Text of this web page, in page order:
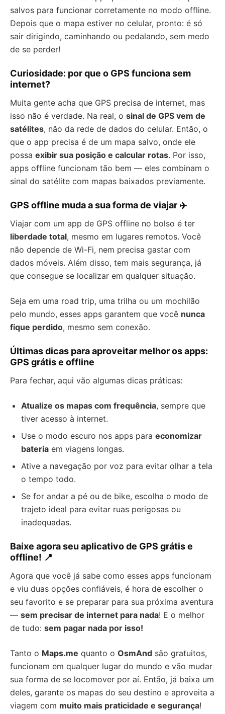
salvos para funcionar corretamente no modo offline.
Depois que o mapa estiver no celular, pronto: é só
sair dirigindo, caminhando ou pedalando, sem medo
de se perder!
Curiosidade: por que o GPS funciona sem
internet?
Muita gente acha que GPS precisa de internet, mas
isso não é verdade. Na real, o sinal de GPS vem de
satélites, não da rede de dados do celular. Então, o
que o app precisa é de um mapa salvo, onde ele
possa exibir sua posição e calcular rotas. Por isso,
apps offline funcionam tão bem — eles combinam o
sinal do satélite com mapas baixados previamente.
GPS offline muda a sua forma de viajar ✈️
Viajar com um app de GPS offline no bolso é ter
liberdade total, mesmo em lugares remotos. Você
não depende de Wi-Fi, nem precisa gastar com
dados móveis. Além disso, tem mais segurança, já
que consegue se localizar em qualquer situação.
Seja em uma road trip, uma trilha ou um mochilão
pelo mundo, esses apps garantem que você nunca
fique perdido, mesmo sem conexão.
Últimas dicas para aproveitar melhor os apps:
GPS grátis e offline
Para fechar, aqui vão algumas dicas práticas:
Atualize os mapas com frequência, sempre que
tiver acesso à internet.
Use o modo escuro nos apps para economizar
bateria em viagens longas.
Ative a navegação por voz para evitar olhar a tela
o tempo todo.
Se for andar a pé ou de bike, escolha o modo de
trajeto ideal para evitar ruas perigosas ou
inadequadas.
Baixe agora seu aplicativo de GPS grátis e
offline! 📍
Agora que você já sabe como esses apps funcionam
e viu duas opções confiáveis, é hora de escolher o
seu favorito e se preparar para sua próxima aventura
— sem precisar de internet para nada! E o melhor
de tudo: sem pagar nada por isso!
Tanto o Maps.me quanto o OsmAnd são gratuitos,
funcionam em qualquer lugar do mundo e vão mudar
sua forma de se locomover por aí. Então, já baixa um
deles, garante os mapas do seu destino e aproveita a
viagem com muito mais praticidade e segurança!